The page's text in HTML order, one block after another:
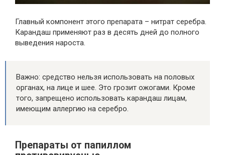
Главный компонент этого препарата – нитрат серебра.
Карандаш применяют раз в десять дней до полного
выведения нароста.
Важно: средство нельзя использовать на половых
органах, на лице и шее. Это грозит ожогами. Кроме
того, запрещено использовать карандаш лицам,
имеющим аллергию на серебро.
Препараты от папиллом